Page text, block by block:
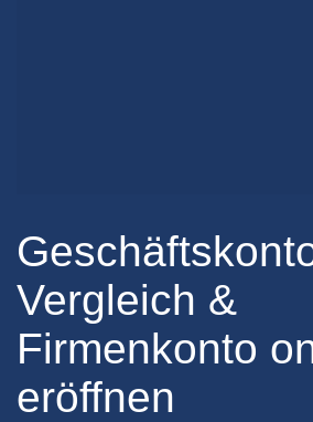
Vergleich &
Firmenkonto
eröffnen